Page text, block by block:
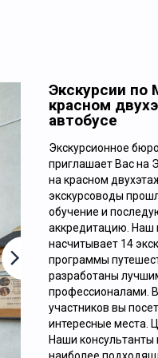
Ежедневно
ОБЗОРНАЯ
2000руб.
Экскурсии по
красном
автобусе
Экскурсионное
приглашает Вас на
на красном
экскурсоводы
обучение и
аккредитацию. Наш
насчитывает 14
программы
разработаны
профессионалами.
участников вы
интересные места.
Наши консультанты